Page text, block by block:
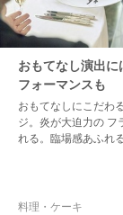
おもてなし演出
フォーマンスも
おもてなしにこだわ
ジ。炎が大迫力の フ
れる。臨場感あふれ
料理・ケーキ